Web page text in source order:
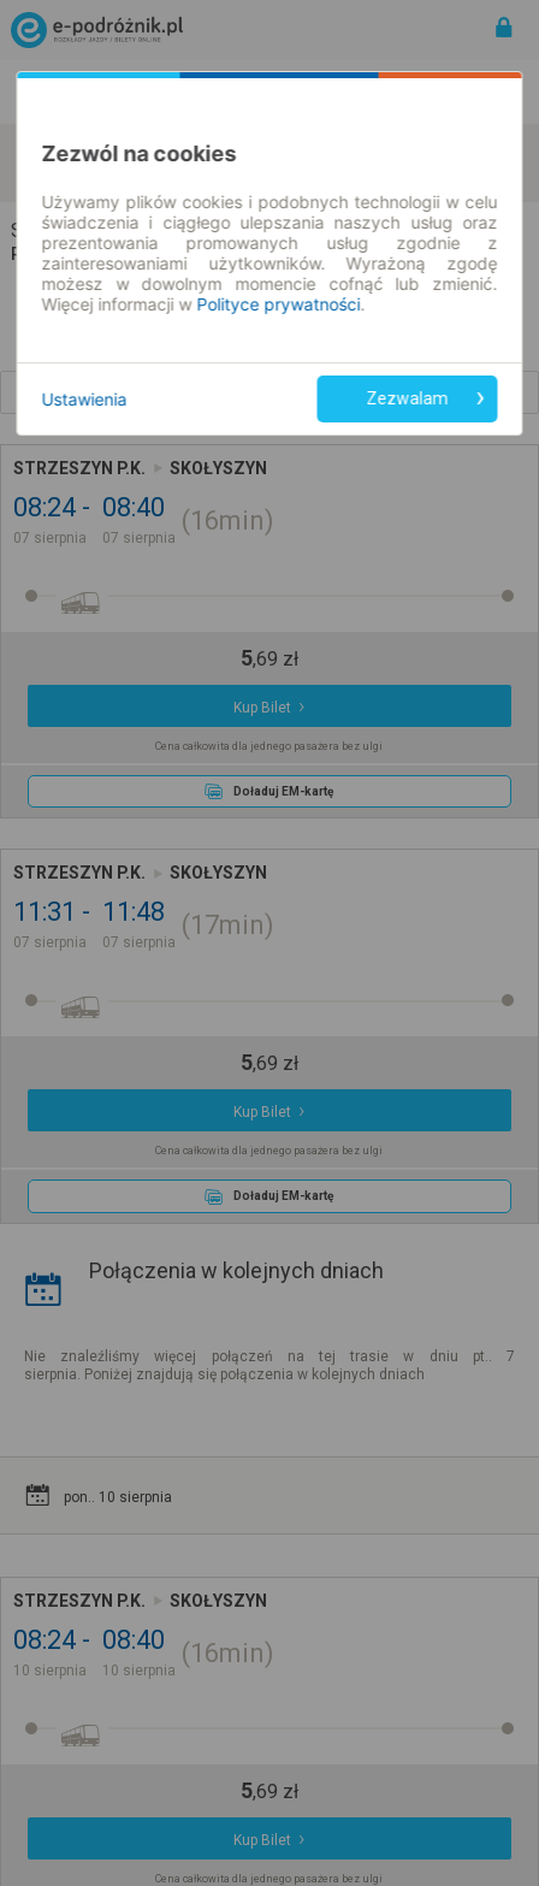
Strzeszyn
Skołyszyn
Strzeszyn → Skołyszyn
Rozkład jazdy i bilety
STRZESZYN P.K. SKOŁYSZYN
08:24
07 sierpnia
08:40
07 sierpnia
16min
5,69 zł
Kup Bilet
Cena całkowita dla jednego pasażera bez ulgi
Doładuj EM-kartę
STRZESZYN P.K. SKOŁYSZYN
11:31
07 sierpnia
11:48
07 sierpnia
17min
5,69 zł
Kup Bilet
Cena całkowita dla jednego pasażera bez ulgi
Doładuj EM-kartę
Połączenia w kolejnych dniach
Nie znaleźliśmy więcej połączeń na tej trasie w dniu pt.. 7
sierpnia. Poniżej znajdują się połączenia w kolejnych dniach
pon.. 10 sierpnia
STRZESZYN P.K. SKOŁYSZYN
08:24
10 sierpnia
08:40
10 sierpnia
16min
5,69 zł
Kup Bilet
Cena całkowita dla jednego pasażera bez ulgi
Zezwól na cookies
Używamy plików cookies i podobnych technologii w celu
świadczenia i ciągłego ulepszania naszych usług oraz
prezentowania promowanych usług zgodnie z
zainteresowaniami użytkowników. Wyrażoną zgodę
możesz w dowolnym momencie cofnąć lub zmienić.
Więcej informacji w Polityce prywatności.
Ustawienia Zezwalam